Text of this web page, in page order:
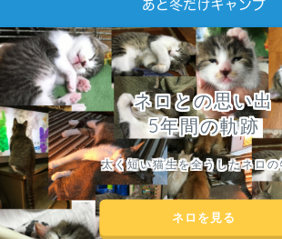
ネロとの思い出
5年間の軌跡
太く短い猫生を全うしたネロ
ネロを見る